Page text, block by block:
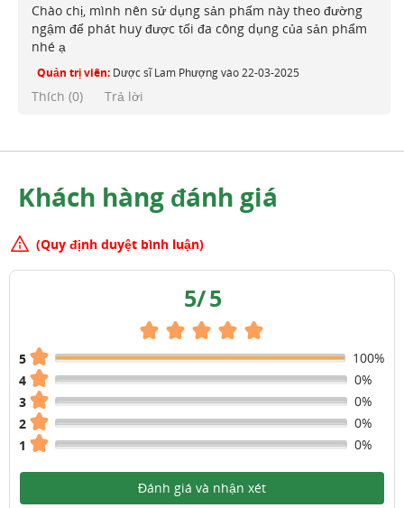
Chào chị, mình nên sử dụng sản phẩm này theo đường
ngậm để phát huy được tối đa công dụng của sản phẩm
nhé ạ
Quản trị viên: Dược sĩ Lam Phượngvào22-03-2025
Thích (0) Trả lời
Khách hàng đánh giá
(Quy định duyệt bình luận)
5/5
5
100%
4
0%
3
0%
2
0%
1
0%
Đánh giá và nhận xét